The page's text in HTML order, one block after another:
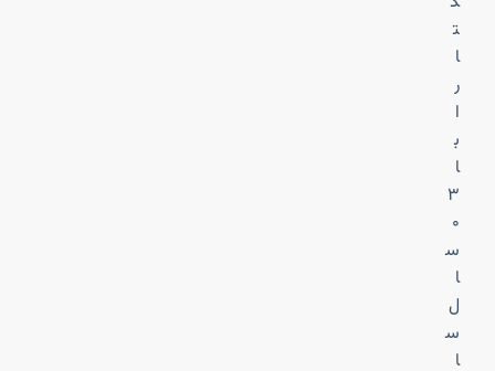
ت
ا
ر
ا
ب
ا
۳
۰
س
ا
ل
س
ا